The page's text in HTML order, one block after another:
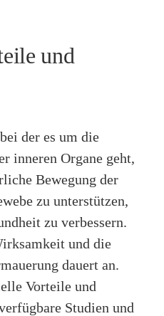
und
der es um die
inneren Organe geht,
Bewegung der
zu unterstützen,
zu verbessern.
und die
dauert an.
Vorteile und
Studien und